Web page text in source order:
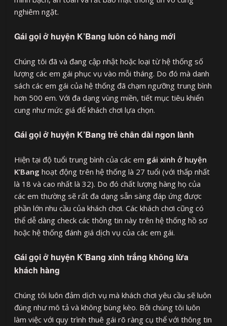
nghiêm ngặt.
Gái gọi ở huyện K’Bang luôn có hàng mới
Chúng tôi đã và đang cập nhật hoặc loại từ hệ thống số
lượng các em gái phục vụ vào mỗi tháng. Do đó mà danh
sách các em gái của hệ thống đã chạm ngưỡng trung bình
hơn 500 em. Với đa dạng vùng miền, tiết mục tiêu khiển
cung như mức giá để khách chơi lựa chọn.
Gái gọi ở huyện K’Bang trẻ chân dài ngon lành
Hiện tại độ tuổi trung bình của các em gái xinh ở huyện
K’Bang hoạt động trên hệ thống là 27 tuổi (với thấp nhất
là 18 và cao nhất là 32). Do đó chất lượng hàng họ của
các em thường sẽ rất đa dạng sẵn sàng đáp ứng được
phần lớn nhu cầu của khách chơi. Các khách chơi cũng có
thể dễ dàng check các thông tin này trên hệ thống hồ sơ
hoặc hệ thống đánh giá dịch vụ của các em gái.
Gái gọi ở huyện K’Bang xinh trắng không lừa
khách hàng
Chúng tôi luôn đảm dịch vụ mà khách chơi yêu cầu sẽ luôn
đúng như mô tả và không bùng kèo. Bởi chúng tôi luôn
làm việc với quy trình thuê gái rõ ràng cụ thể với thông tin